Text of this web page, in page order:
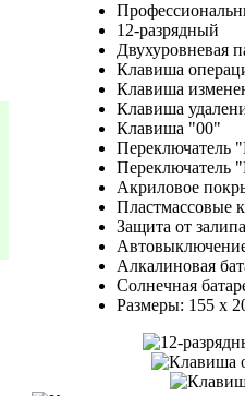
12-разрядный
Двухуровневая
Клавиша
Клавиша
Клавиша
Клавиша "00"
Переключатель
Переключатель
Акриловое
Пластмассовые
Защита от
Алкалиновая
Солнечная
Размеры: 155 x